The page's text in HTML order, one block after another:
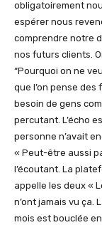
obligatoirement
espérer nous
comprendre notre
nos futurs clients.
“Pourquoi on ne
que l’on pense
besoin de gens
percutant. L’écho
personne n’avait
« Peut-être aussi
l’écoutant. La
appelle les deux «
n’ont jamais vu ça.
mois est bouclée